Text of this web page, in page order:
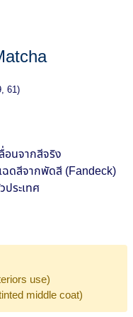
61)
อนจากสีจริง
ฉดสีจากพัดสี (Fandeck)
ระเทศ
use)
middle coat)